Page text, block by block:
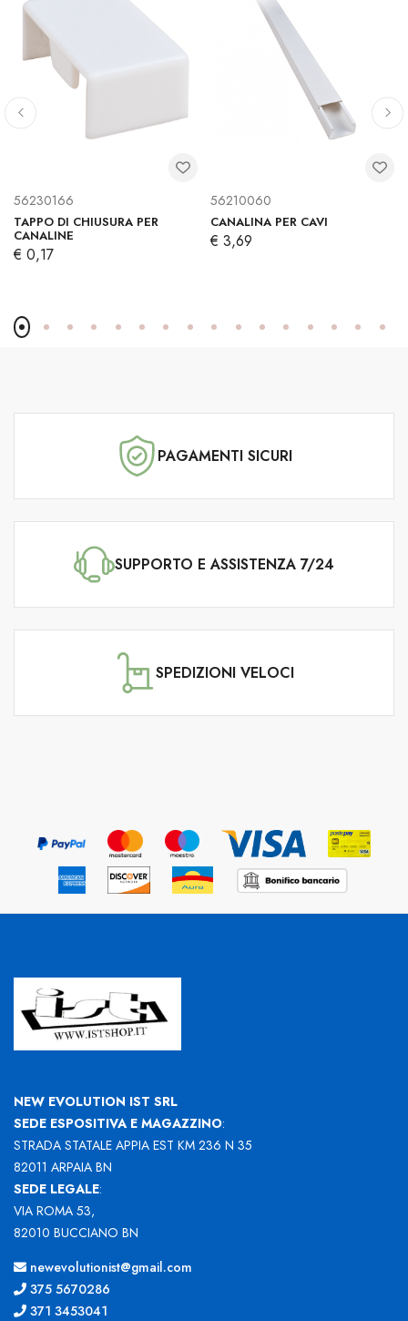
56230166
TAPPO DI CHIUSURA PER
CANALINE
€ 0,17
56210060
CANALINA PER CAVI
€ 3,69
PAGAMENTI SICURI
SUPPORTO E ASSISTENZA 7/24
SPEDIZIONI VELOCI
NEW EVOLUTION IST SRL
SEDE ESPOSITIVA E MAGAZZINO:
STRADA STATALE APPIA EST KM 236 N 35
82011 ARPAIA BN
SEDE LEGALE:
VIA ROMA 53,
82010 BUCCIANO BN
newevolutionist@gmail.com
375 5670286
371 3453041